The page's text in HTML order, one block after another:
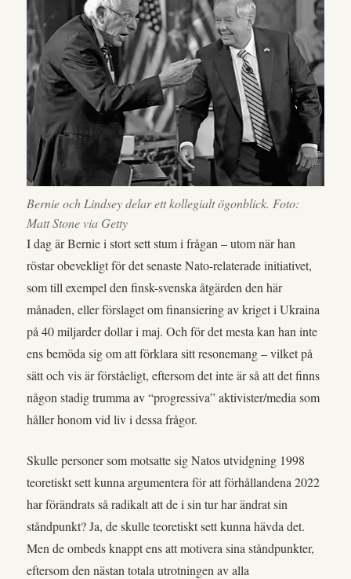
Bernie och Lindsey delar ett kollegialt ögonblick. Foto:
Matt Stone via Getty
I dag är Bernie i stort sett stum i frågan – utom när han
röstar obevekligt för det senaste Nato-relaterade initiativet,
som till exempel den finsk-svenska åtgärden den här
månaden, eller förslaget om finansiering av kriget i Ukraina
på 40 miljarder dollar i maj. Och för det mesta kan han inte
ens bemöda sig om att förklara sitt resonemang – vilket på
sätt och vis är förståeligt, eftersom det inte är så att det finns
någon stadig trumma av “progressiva” aktivister/media som
håller honom vid liv i dessa frågor.
Skulle personer som motsatte sig Natos utvidgning 1998
teoretiskt sett kunna argumentera för att förhållandena 2022
har förändrats så radikalt att de i sin tur har ändrat sin
ståndpunkt? Ja, de skulle teoretiskt sett kunna hävda det.
Men de ombeds knappt ens att motivera sina ståndpunkter,
eftersom den nästan totala utrotningen av alla